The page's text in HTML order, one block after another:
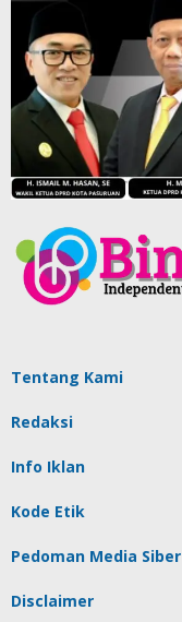
Tentang Kami
Redaksi
Info Iklan
Kode Etik
Pedoman Media Siber
Disclaimer